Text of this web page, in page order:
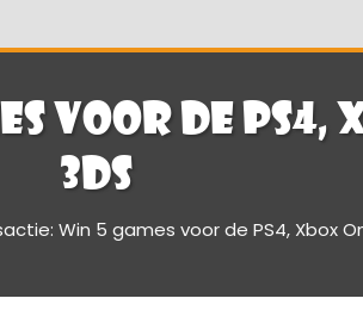
voor de PS4,
3DS
Win 5 games voor de PS4, Xbox